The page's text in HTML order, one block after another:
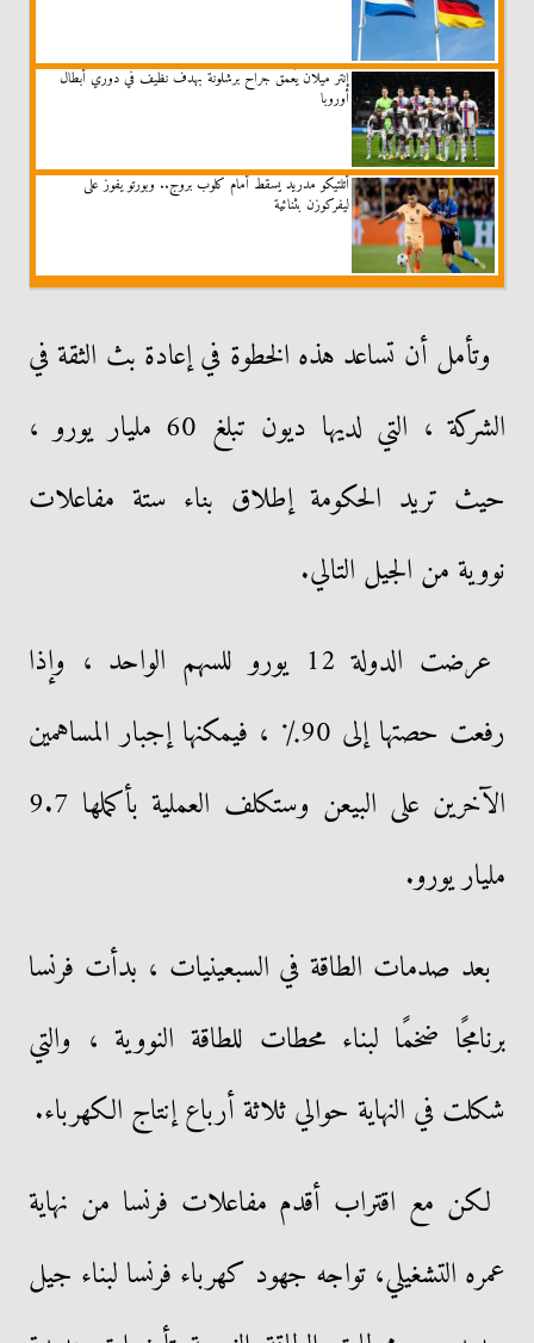
إنتر ميلان يُعمق جراح برشلونة بهدف نظيف في دوري أبطال
أوروبا
أتلتيكو مدريد يسقط أمام كلوب بروج.. وبورتو يفوز على
ليفركوزن بثنائية
وتأمل أن تساعد هذه الخطوة في إعادة بث الثقة في
الشركة ، التي لديها ديون تبلغ 60 مليار يورو ،
حيث تريد الحكومة إطلاق بناء ستة مفاعلات
نووية من الجيل التالي.
عرضت الدولة 12 يورو للسهم الواحد ، وإذا
رفعت حصتها إلى 90٪ ، فيمكنها إجبار المساهمين
الآخرين على البيعن وستكلف العملية بأكملها 9.7
مليار يورو.
بعد صدمات الطاقة في السبعينيات ، بدأت فرنسا
برنامجًا ضخمًا لبناء محطات للطاقة النووية ، والتي
شكلت في النهاية حوالي ثلاثة أرباع إنتاج الكهرباء.
لكن مع اقتراب أقدم مفاعلات فرنسا من نهاية
عمره التشغيلي، تواجه جهود كهرباء فرنسا لبناء جيل